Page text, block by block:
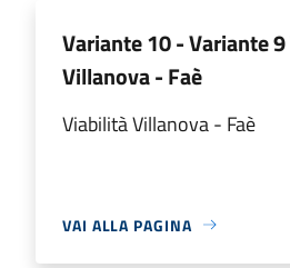
Variante 10 - Variante
Villanova - Faè
Viabilità Villanova - Faè
VAI ALLA PAGINA